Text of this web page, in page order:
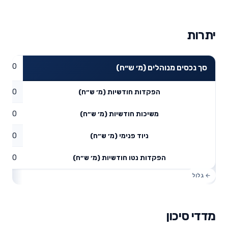
יתרות
סך נכסים מנוהלים (מ׳ ש״ח) 0
הפקדות חודשיות (מ׳ ש״ח) 0
משיכות חודשיות (מ׳ ש״ח) 0
ניוד פנימי (מ׳ ש״ח) 0
הפקדות נטו חודשיות (מ׳ ש״ח) 0
מדדי סיכון